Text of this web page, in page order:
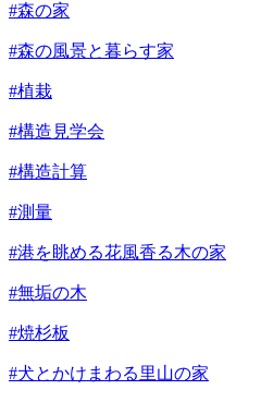
#森の家
#森の風景と暮らす家
#植栽
#構造見学会
#構造計算
#測量
#港を眺める花風香る木の家
#無垢の木
#焼杉板
#犬とかけまわる里山の家